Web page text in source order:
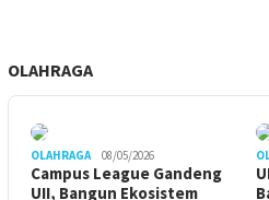
OLAHRAGA
OLAHRAGA 08/05/2026
Campus League Gandeng
UII, Bangun Ekosistem